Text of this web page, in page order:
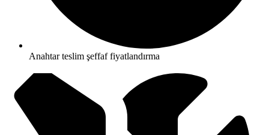
Anahtar teslim şeffaf fiyatlandırma